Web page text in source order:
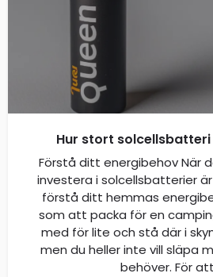
Hur stort
Förstå ditt energibehov När
investera i solcellsbatterier
förstå ditt hemmas
som att packa för en
med för lite och stå där i
men du heller inte vill släpa
behöver. För